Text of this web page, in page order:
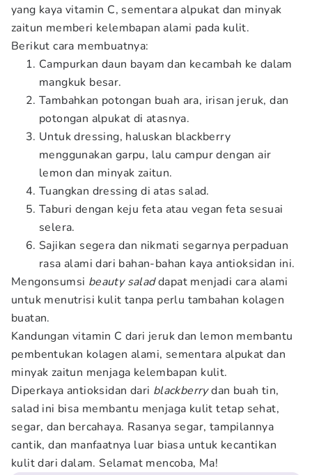
yang kaya vitamin C, sementara alpukat dan minyak
zaitun memberi kelembapan alami pada kulit.
Berikut cara membuatnya:
Campurkan daun bayam dan kecambah ke dalam
mangkuk besar.
Tambahkan potongan buah ara, irisan jeruk, dan
potongan alpukat di atasnya.
Untuk dressing, haluskan blackberry
menggunakan garpu, lalu campur dengan air
lemon dan minyak zaitun.
Tuangkan dressing di atas salad.
Taburi dengan keju feta atau vegan feta sesuai
selera.
Sajikan segera dan nikmati segarnya perpaduan
rasa alami dari bahan-bahan kaya antioksidan ini.
Mengonsumsi beauty saladdapat menjadi cara alami
untuk menutrisi kulit tanpa perlu tambahan kolagen
buatan.
Kandungan vitamin C dari jeruk dan lemon membantu
pembentukan kolagen alami, sementara alpukat dan
minyak zaitun menjaga kelembapan kulit.
Diperkaya antioksidan dari blackberrydan buah tin,
salad ini bisa membantu menjaga kulit tetap sehat,
segar, dan bercahaya. Rasanya segar, tampilannya
cantik, dan manfaatnya luar biasa untuk kecantikan
kulit dari dalam. Selamat mencoba, Ma!